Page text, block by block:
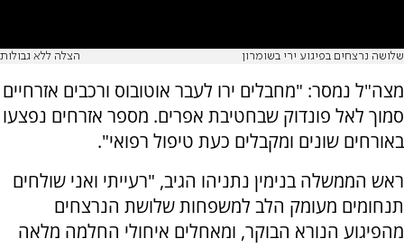
שלושה נרצחים בפיגוע ירי בשומרון הצלה ללא גבולות
מצה"ל נמסר: "מחבלים ירו לעבר אוטובוס ורכבים אזרחיים
סמוך לאל פונדוק שבחטיבת אפרים. מספר אזרחים נפצעו
באורחים שונים ומקבלים כעת טיפול רפואי".
ראש הממשלה בנימין נתניהו הגיב, "רעייתי ואני שולחים
תנחומים מעומק הלב למשפחות שלושת הנרצחים
מהפיגוע הנורא הבוקר, ומאחלים איחולי החלמה מלאה